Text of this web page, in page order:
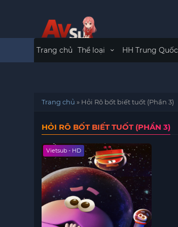
Trang chủ Thể loại HH Trung Quốc
Trang chủ » Hỏi Rô bốt biết tuốt (Phần 3)
HỎI RÔ BỐT BIẾT TUỐT (PHẦN 3)
Vietsub - HD